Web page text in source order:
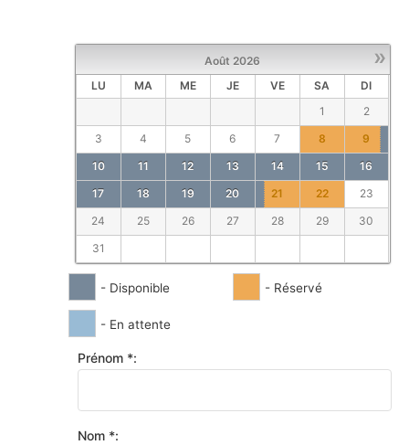
»
Août 2026
LU
MA ME JE VE SA
DI
1
2
3
4 5 6 7 8
9
10
11 12 13 14 15
16
17
18 19 20 21 22
23
24
25 26 27 28 29
30
31
- Disponible - Réservé
- En attente
Prénom *:
Nom *: